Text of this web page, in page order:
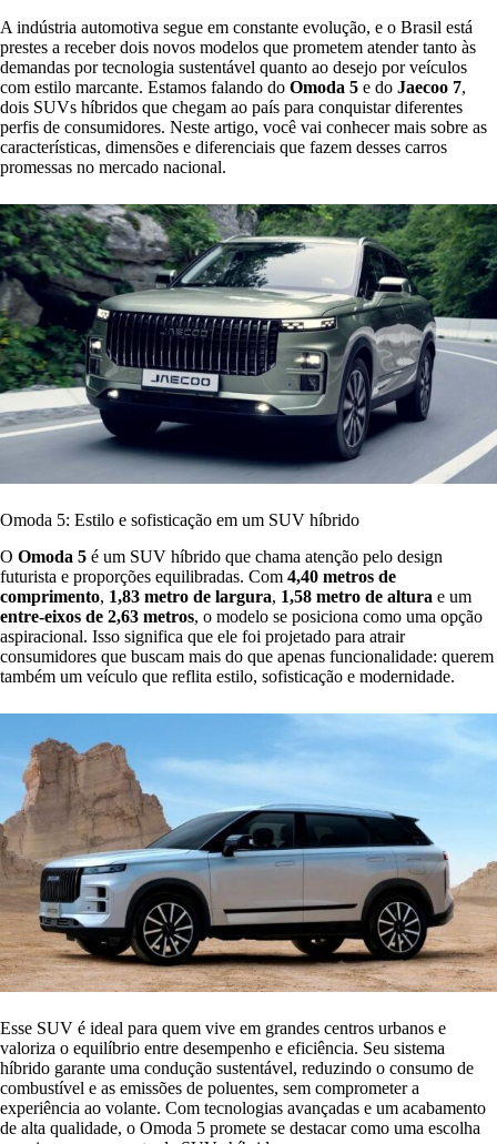
A indústria automotiva segue em constante evolução, e o Brasil está
prestes a receber dois novos modelos que prometem atender tanto às
demandas por tecnologia sustentável quanto ao desejo por veículos
com estilo marcante. Estamos falando do Omoda 5 e do Jaecoo 7,
dois SUVs híbridos que chegam ao país para conquistar diferentes
perfis de consumidores. Neste artigo, você vai conhecer mais sobre as
características, dimensões e diferenciais que fazem desses carros
promessas no mercado nacional.
Omoda 5: Estilo e sofisticação em um SUV híbrido
O Omoda 5 é um SUV híbrido que chama atenção pelo design
futurista e proporções equilibradas. Com 4,40 metros de
comprimento, 1,83 metro de largura, 1,58 metro de altura e um
entre-eixos de 2,63 metros, o modelo se posiciona como uma opção
aspiracional. Isso significa que ele foi projetado para atrair
consumidores que buscam mais do que apenas funcionalidade: querem
também um veículo que reflita estilo, sofisticação e modernidade.
Esse SUV é ideal para quem vive em grandes centros urbanos e
valoriza o equilíbrio entre desempenho e eficiência. Seu sistema
híbrido garante uma condução sustentável, reduzindo o consumo de
combustível e as emissões de poluentes, sem comprometer a
experiência ao volante. Com tecnologias avançadas e um acabamento
de alta qualidade, o Omoda 5 promete se destacar como uma escolha